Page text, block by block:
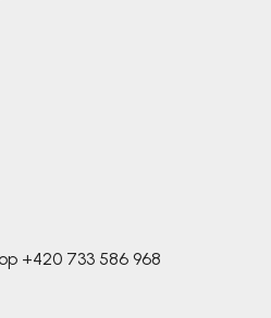
+420 733 586 968